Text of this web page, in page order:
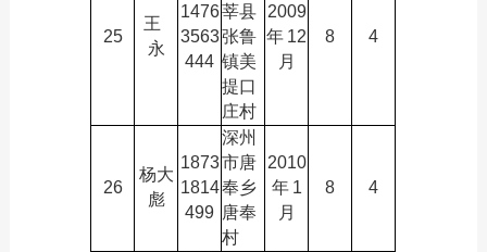
25
王
永
1476
3563
444
莘县
张鲁
镇美
提口
庄村
2009
年 12
月
8 4
26
杨大
彪
1873
1814
499
深州
市唐
奉乡
唐奉
村
2010
年 1
月
8 4